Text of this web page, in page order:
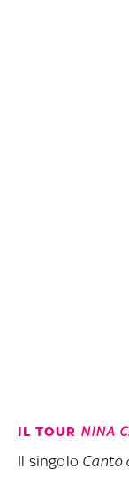
IL TOUR NINA
Il singolo Canto